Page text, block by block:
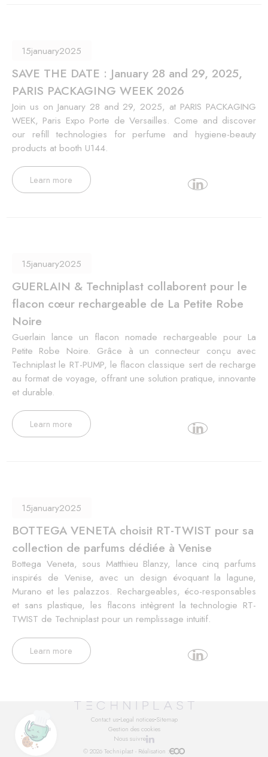
15january2025
SAVE THE DATE : January 28 and 29, 2025,
PARIS PACKAGING WEEK 2026
Join us on January 28 and 29, 2025, at PARIS PACKAGING
WEEK, Paris Expo Porte de Versailles. Come and discover
our refill technologies for perfume and hygiene-beauty
products at booth U144.
Learn more
15january2025
GUERLAIN & Techniplast collaborent pour le
flacon cœur rechargeable de La Petite Robe
Noire
Guerlain lance un flacon nomade rechargeable pour La
Petite Robe Noire. Grâce à un connecteur conçu avec
Techniplast le RT-PUMP, le flacon classique sert de recharge
au format de voyage, offrant une solution pratique, innovante
et durable.
Learn more
15january2025
BOTTEGA VENETA choisit RT-TWIST pour sa
collection de parfums dédiée à Venise
Bottega Veneta, sous Matthieu Blanzy, lance cinq parfums
inspirés de Venise, avec un design évoquant la lagune,
Murano et les palazzos. Rechargeables, éco-responsables
et sans plastique, les flacons intègrent la technologie RT-
TWIST de Techniplast pour un remplissage intuitif.
Learn more
Contact us Legal notices Sitemap
Gestion des cookies
Nous suivre
© 2026 Techniplast - Réalisation :